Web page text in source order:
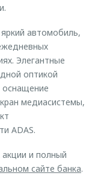
автомобиль,
Элегантные
оптикой
медиасистемы,
ADAS.
и полный
сайте банка.